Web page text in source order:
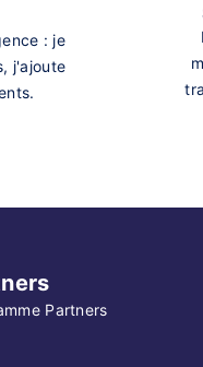
: je
j'ajoute
Partners